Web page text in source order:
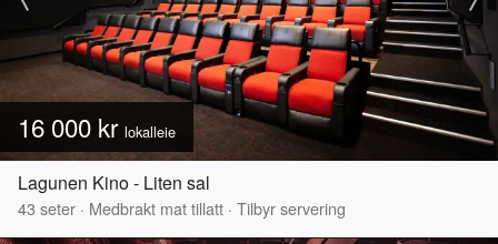
16 000 kr lokalleie
Lagunen Kino - Liten sal
43 seter · Medbrakt mat tillatt · Tilbyr servering